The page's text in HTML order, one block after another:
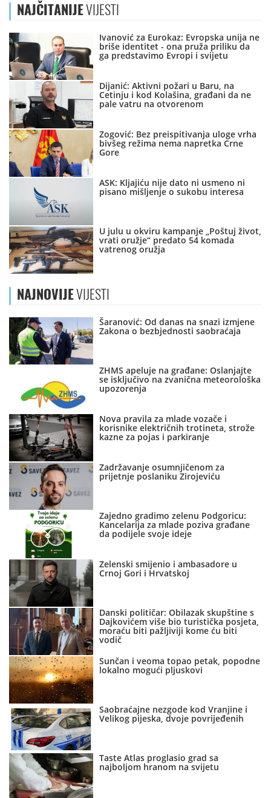
NAJČITANIJEVIJESTI
Ivanović za Eurokaz: Evropska unija ne
briše identitet - ona pruža priliku da
ga predstavimo Evropi i svijetu
Dijanić: Aktivni požari u Baru, na
Cetinju i kod Kolašina, građani da ne
pale vatru na otvorenom
Zogović: Bez preispitivanja uloge vrha
bivšeg režima nema napretka Crne
Gore
ASK: Kljajiću nije dato ni usmeno ni
pisano mišljenje o sukobu interesa
U julu u okviru kampanje „Poštuj život,
vrati oružje“ predato 54 komada
vatrenog oružja
NAJNOVIJEVIJESTI
Šaranović: Od danas na snazi izmjene
Zakona o bezbjednosti saobraćaja
ZHMS apeluje na građane: Oslanjajte
se isključivo na zvanična meteorološka
upozorenja
Nova pravila za mlade vozače i
korisnike električnih trotineta, strože
kazne za pojas i parkiranje
Zadržavanje osumnjičenom za
prijetnje poslaniku Zirojeviću
Zajedno gradimo zelenu Podgoricu:
Kancelarija za mlade poziva građane
da podijele svoje ideje
Zelenski smijenio i ambasadore u
Crnoj Gori i Hrvatskoj
Danski političar: Obilazak skupštine s
Dajkovićem više bio turistička posjeta,
moraću biti pažljiviji kome ću biti
vodič
Sunčan i veoma topao petak, popodne
lokalno mogući pljuskovi
Saobraćajne nezgode kod Vranjine i
Velikog pijeska, dvoje povrijeđenih
Taste Atlas proglasio grad sa
najboljom hranom na svijetu